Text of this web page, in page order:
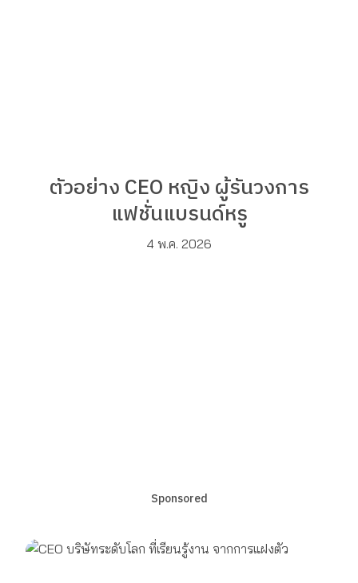
ตัวอย่าง CEO หญิง ผู้รันวงการ
แฟชั่นแบรนด์หรู
4 พ.ค. 2026
Sponsored